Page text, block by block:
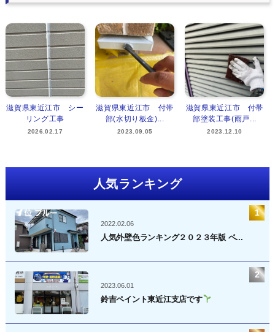
滋賀県東近江市 シー
リング工事
2026.02.17
滋賀県東近江市 付帯
部(水切り板金)...
2023.09.05
滋賀県東近江市 付帯
部塗装工事(雨戸...
2023.12.10
人気ランキング
2022.02.06
人気外壁色ランキング２０２３年版 ベ...
2023.06.01
鈴吉ペイント東近江支店です